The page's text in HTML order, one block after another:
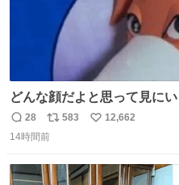
どんな顔だよと思って見に
返
信
28
リ
ポ
ト
583
い
数
12,662
14時間前